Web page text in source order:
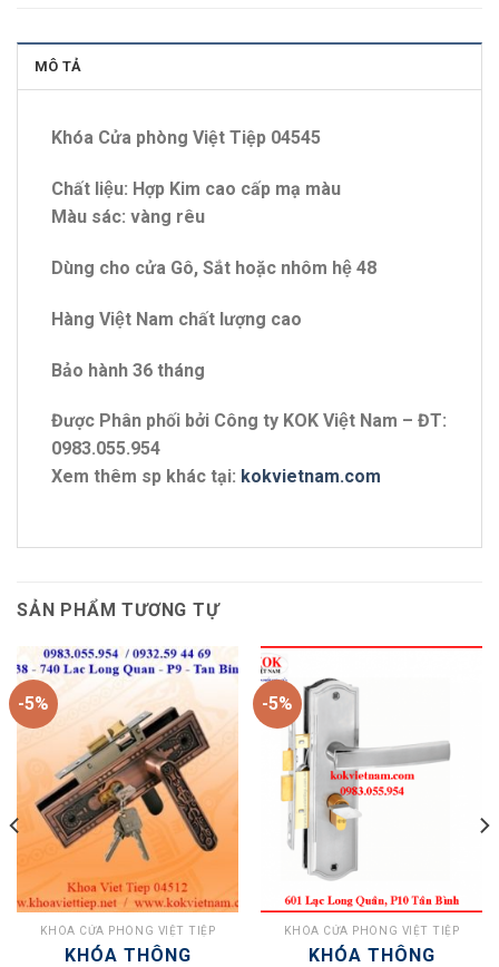
MÔ TẢ
Khóa Cửa phòng Việt Tiệp 04545
Chất liệu: Hợp Kim cao cấp mạ màu
Màu sác: vàng rêu
Dùng cho cửa Gô, Sắt hoặc nhôm hệ 48
Hàng Việt Nam chất lượng cao
Bảo hành 36 tháng
Được Phân phối bởi Công ty KOK Việt Nam – ĐT:
0983.055.954
Xem thêm sp khác tại: kokvietnam.com
SẢN PHẨM TƯƠNG TỰ
-5%
KHÓA CỬA PHÒNG VIỆT TIỆP
KHÓA THÔNG
-5%
KHÓA CỬA PHÒNG VIỆT TIỆP
KHÓA THÔNG